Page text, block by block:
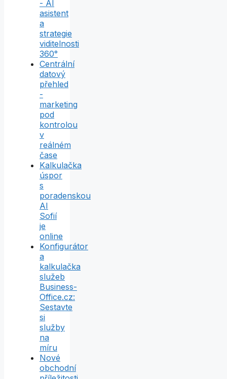
- AI
asistent
a
strategie
viditelnosti
360°
Centrální
datový
přehled
-
marketing
pod
kontrolou
v
reálném
čase
Kalkulačka
úspor
s
poradenskou
AI
Sofií
je
online
Konfigurátor
a
kalkulačka
služeb
Business-
Office.cz:
Sestavte
si
služby
na
míru
Nové
obchodní